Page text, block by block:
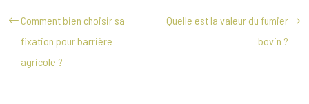
Comment bien choisir sa
fixation pour barrière
agricole ?
Quelle est la valeur du fumier
bovin ?